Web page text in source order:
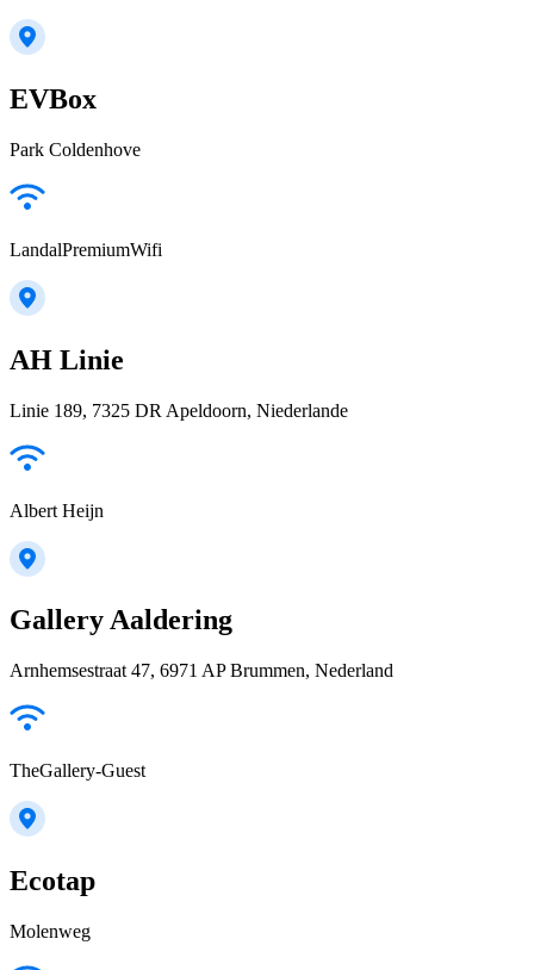
EVBox
Park Coldenhove
LandalPremiumWifi
AH Linie
Linie 189, 7325 DR Apeldoorn, Niederlande
Albert Heijn
Gallery Aaldering
Arnhemsestraat 47, 6971 AP Brummen, Nederland
TheGallery-Guest
Ecotap
Molenweg